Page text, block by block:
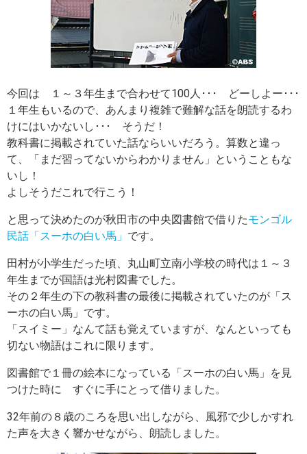
今回は １～３年生まで合わせて100人･･･ どーしよー･･･
１年生もいるので、あんまり複雑で難解な話を朗読するわ
けにはいかないし･･･ そうだ！
教科書に掲載されていた話ならいいだろう。算数と違っ
て、「まだ習ってないからわかりません」ということもな
いし！
よしそうだこれで行こう！
と思って決めたのが秋田市の中央図書館で借りたモンゴル
民話「スーホの白い馬」 です。
田村が小学生だった頃、丸山町立南小学校の時代は１～３
年生までが国語は光村図書でした。
その２年生の下の教科書の最後に掲載されていたのが「ス
ーホの白い馬」です。
「スイミー」なんて話も覚えていますが、なんといっても
切ない物語はこれに限ります。
図書館で１冊の絵本になっている「スーホの白い馬」を見
つけた時に すぐに手にとって借りました。
32年前の８歳のころを思い出しながら、風邪で少しかすれ
た声を大きく響かせながら、朗読しました。